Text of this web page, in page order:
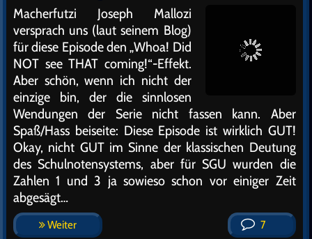
Macherfutzi Joseph Mallozi
versprach uns (laut seinem Blog)
für diese Episode den „Whoa! Did
NOT see THAT coming!“-Effekt.
Aber schön, wenn ich nicht der
einzige bin, der die sinnlosen
Wendungen der Serie nicht fassen kann. Aber
Spaß/Hass beiseite: Diese Episode ist wirklich GUT!
Okay, nicht GUT im Sinne der klassischen Deutung
des Schulnotensystems, aber für SGU wurden die
Zahlen 1 und 3 ja sowieso schon vor einiger Zeit
abgesägt…
Weiter 7